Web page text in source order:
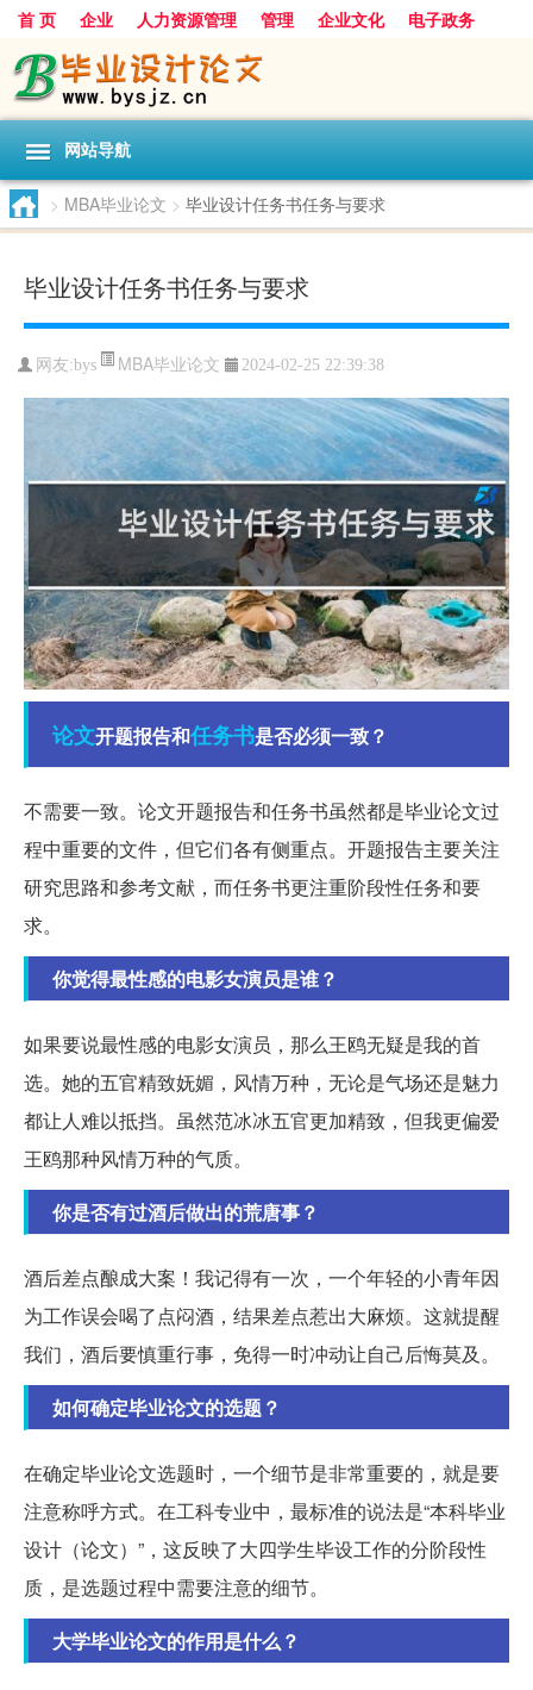
首 页 企业 人力资源管理 管理 企业文化
电子政务
数据
旅游 项目 浅谈 发展
网站导航
> MBA毕业论文 > 毕业设计任务书任务与要求
毕业设计任务书任务与要求
网友:bys MBA毕业论文 2024-02-25 22:39:38
论文开题报告和任务书是否必须一致？
不需要一致。论文开题报告和任务书虽然都是毕业论文过
程中重要的文件，但它们各有侧重点。开题报告主要关注
研究思路和参考文献，而任务书更注重阶段性任务和要
求。
你觉得最性感的电影女演员是谁？
如果要说最性感的电影女演员，那么王鸥无疑是我的首
选。她的五官精致妩媚，风情万种，无论是气场还是魅力
都让人难以抵挡。虽然范冰冰五官更加精致，但我更偏爱
王鸥那种风情万种的气质。
你是否有过酒后做出的荒唐事？
酒后差点酿成大案！我记得有一次，一个年轻的小青年因
为工作误会喝了点闷酒，结果差点惹出大麻烦。这就提醒
我们，酒后要慎重行事，免得一时冲动让自己后悔莫及。
如何确定毕业论文的选题？
在确定毕业论文选题时，一个细节是非常重要的，就是要
注意称呼方式。在工科专业中，最标准的说法是“本科毕业
设计（论文）”，这反映了大四学生毕设工作的分阶段性
质，是选题过程中需要注意的细节。
大学毕业论文的作用是什么？